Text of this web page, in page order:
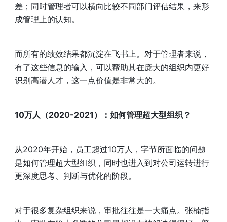
差；同时管理者可以横向比较不同部门评估结果，来形
成管理上的认知。
而所有的绩效结果都沉淀在飞书上。对于管理者来说，
有了这些信息的输入，可以帮助其在庞大的组织内更好
识别高潜人才，这一点价值是非常大的。
10万人（2020-2021）：如何管理超大型组织？
从2020年开始，员工超过10万人，字节所面临的问题
是如何管理超大型组织，同时也进入到对公司运转进行
更深度思考、判断与优化的阶段。
对于很多复杂组织来说，审批往往是一大痛点。张楠指